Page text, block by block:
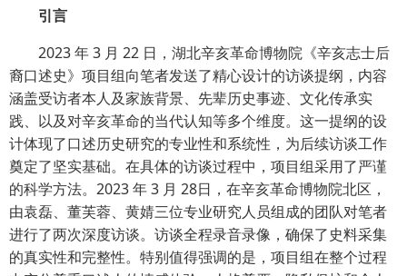
引言
2023 年 3 月 22 日，湖北辛亥革命博物院《辛亥志士后
裔口述史》项目组向笔者发送了精心设计的访谈提纲，内容
涵盖受访者本人及家族背景、先辈历史事迹、文化传承实
践、以及对辛亥革命的当代认知等多个维度。这一提纲的设
计体现了口述历史研究的专业性和系统性，为后续访谈工作
奠定了坚实基础。在具体的访谈过程中，项目组采用了严谨
的科学方法。2023 年 3 月 28日，在辛亥革命博物院北区，
由袁磊、董芙蓉、黄婧三位专业研究人员组成的团队对笔者
进行了两次深度访谈。访谈全程录音录像，确保了史料采集
的真实性和完整性。特别值得强调的是，项目组在整个过程